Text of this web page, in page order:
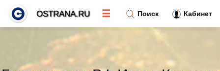
Поиск Кабинет
OSTRANA.RU ☰